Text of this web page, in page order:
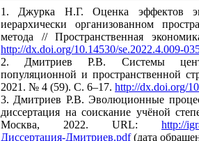
1. Джурка Н.Г. Оценка эффектов
иерархически организованном
метода // Пространственная
http://dx.doi.org/10.14530/se.2022.4.009-
2. Дмитриев Р.В. Системы
популяционной и пространственной
2021. № 4 (59). С. 6–17. http://dx.doi.org/
3. Дмитриев Р.В. Эволюционные
диссертация на соискание учёной
Москва, 2022. URL: http://
Диссертация-Дмитриев.pdf(дата